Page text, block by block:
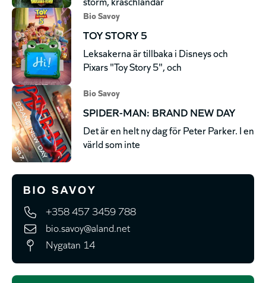
Bio Savoy
TOY STORY 5
Leksakerna är tillbaka i Disneys och
Pixars "Toy Story 5", och
Bio Savoy
SPIDER-MAN: BRAND NEW DAY
Det är en helt ny dag för Peter Parker. I en
värld som inte
+358 457 3459 788
bio.savoy@aland.net
Nygatan 14